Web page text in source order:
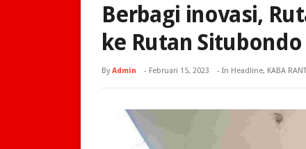
Berbagi inovasi,
ke Rutan Situbondo
ByAdmin - Februari 15, 2023 - In Headline, KABA